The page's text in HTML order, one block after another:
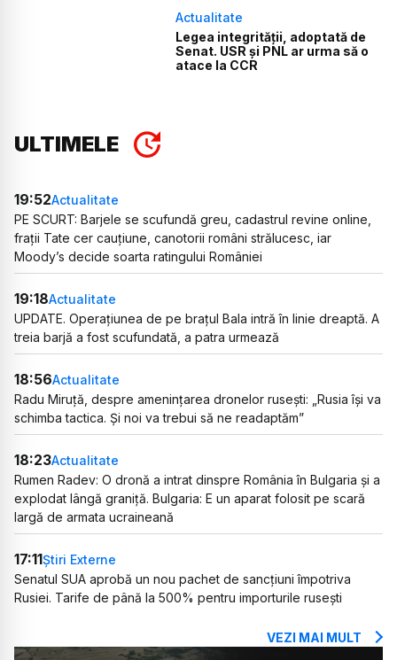
Actualitate
Legea integrității, adoptată de
Senat. USR și PNL ar urma să o
atace la CCR
ULTIMELE
19:52Actualitate
PE SCURT: Barjele se scufundă greu, cadastrul revine online,
frații Tate cer cauțiune, canotorii români strălucesc, iar
Moody’s decide soarta ratingului României
19:18Actualitate
UPDATE. Operațiunea de pe brațul Bala intră în linie dreaptă. A
treia barjă a fost scufundată, a patra urmează
18:56Actualitate
Radu Miruță, despre amenințarea dronelor rusești: „Rusia își va
schimba tactica. Și noi va trebui să ne readaptăm”
18:23Actualitate
Rumen Radev: O dronă a intrat dinspre România în Bulgaria și a
explodat lângă graniță. Bulgaria: E un aparat folosit pe scară
largă de armata ucraineană
17:11Știri Externe
Senatul SUA aprobă un nou pachet de sancțiuni împotriva
Rusiei. Tarife de până la 500% pentru importurile rusești
VEZI MAI MULT